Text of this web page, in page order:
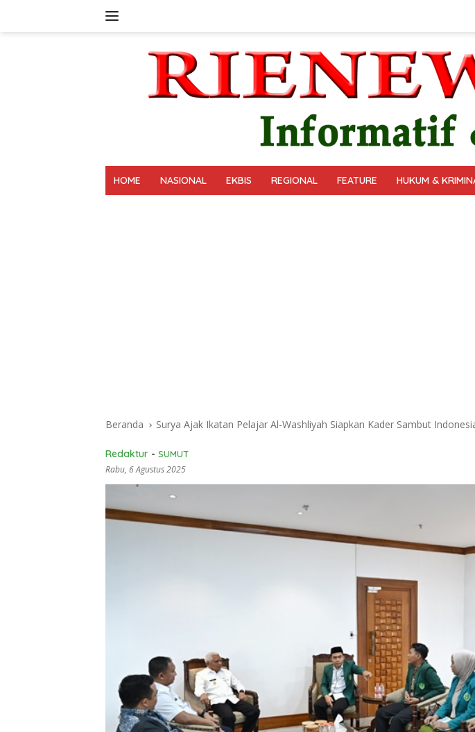
HOME NASIONAL EKBIS REGIONAL FEATURE HUKUM &
Beranda Surya Ajak Ikatan Pelajar Al-Washliyah Siapkan Kader Sambut
Redaktur - SUMUT
Rabu, 6 Agustus 2025